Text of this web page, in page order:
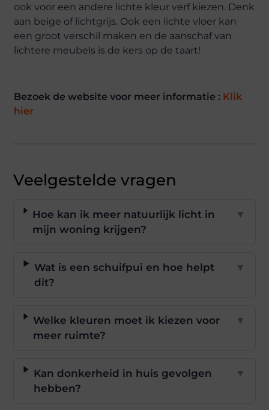
ook voor een andere lichte kleur verf kiezen. Denk
aan beige of lichtgrijs. Ook een lichte vloer kan
een groot verschil maken en de aanschaf van
lichtere meubels is de kers op de taart!
Bezoek de website voor meer informatie : Klik
hier
Veelgestelde vragen
Hoe kan ik meer natuurlijk licht in
mijn woning krijgen?
▼
Wat is een schuifpui en hoe helpt
dit?
▼
Welke kleuren moet ik kiezen voor
meer ruimte?
▼
Kan donkerheid in huis gevolgen
hebben?
▼